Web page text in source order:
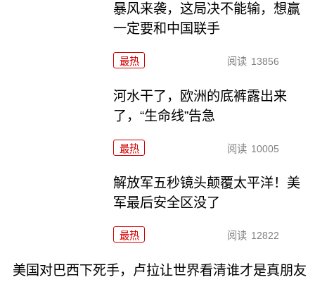
暴风来袭，这局决不能输，想赢
一定要和中国联手
最热 阅读 13856
河水干了，欧洲的底裤露出来
了，“生命线”告急
最热 阅读 10005
解放军五秒镜头颠覆太平洋！美
军最后安全区没了
最热 阅读 12822
美国对巴西下死手，卢拉让世界看清谁才是真朋友